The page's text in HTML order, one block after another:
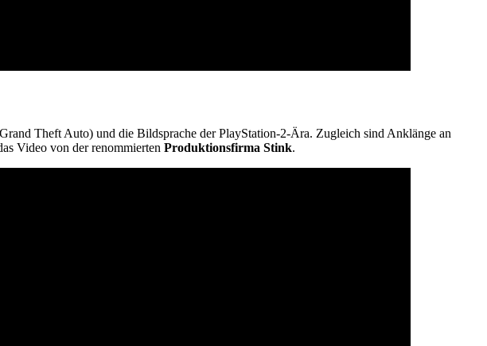
Theft Auto) und die Bildsprache der PlayStation-2-Ära. Zugleich sind Anklänge an
Video von der renommierten Produktionsfirma Stink.